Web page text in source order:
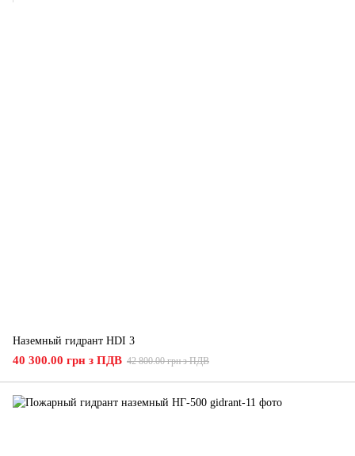
Наземный гидрант HDI 3
40 300.00 грн з ПДВ 42 800.00 грн з ПДВ